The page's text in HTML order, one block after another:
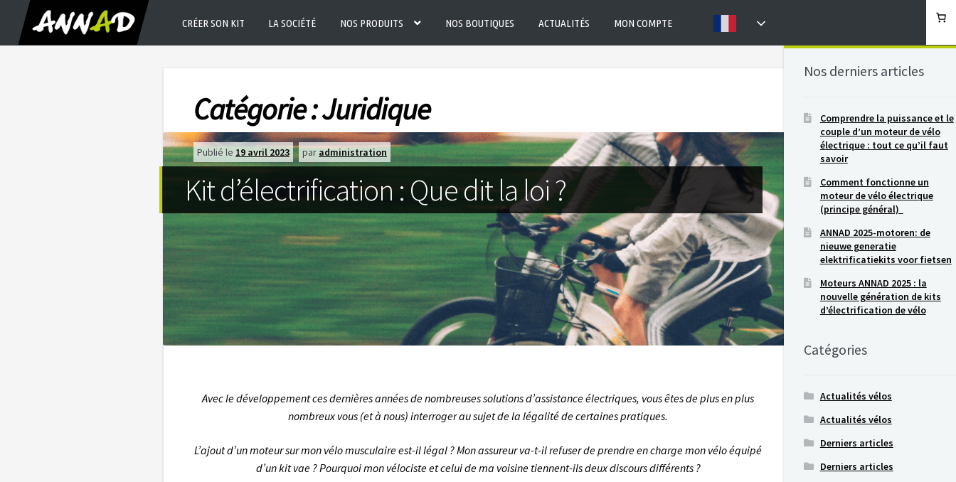
CRÉER SON KIT LA SOCIÉTÉ NOS PRODUITS NOS BOUTIQUES ACTUALITÉS MON COMPTE
Catégorie :Juridique
Publié le 19 avril 2023 paradministration
Kit d’électrification : Que dit la loi ?
Avec le développement ces dernières années de nombreuses solutions d’assistance électriques, vous êtes de plus en plus
nombreux vous (et à nous) interroger au sujet de la légalité de certaines pratiques.
L’ajout d’un moteur sur mon vélo musculaire est-il légal ? Mon assureur va-t-il refuser de prendre en charge mon vélo équipé
d’un kit vae ? Pourquoi mon vélociste et celui de ma voisine tiennent-ils deux discours différents ?
Nos derniers articles
Comprendre la puissance et le
couple d’un moteur de vélo
électrique : tout ce qu’il faut
savoir
Comment fonctionne un
moteur de vélo électrique
(principe général)
ANNAD 2025-motoren: de
nieuwe generatie
elektrificatiekits voor fietsen
Moteurs ANNAD 2025 : la
nouvelle génération de kits
d’électrification de vélo
Catégories
Actualités vélos
Actualités vélos
Derniers articles
Derniers articles